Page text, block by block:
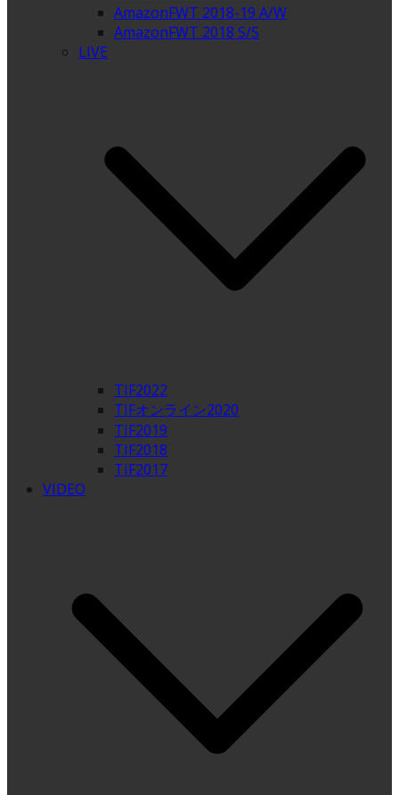
AmazonFWT 2018-19 A/W
AmazonFWT 2018 S/S
LIVE
TIF2022
TIFオンライン2020
TIF2019
TIF2018
TIF2017
VIDEO